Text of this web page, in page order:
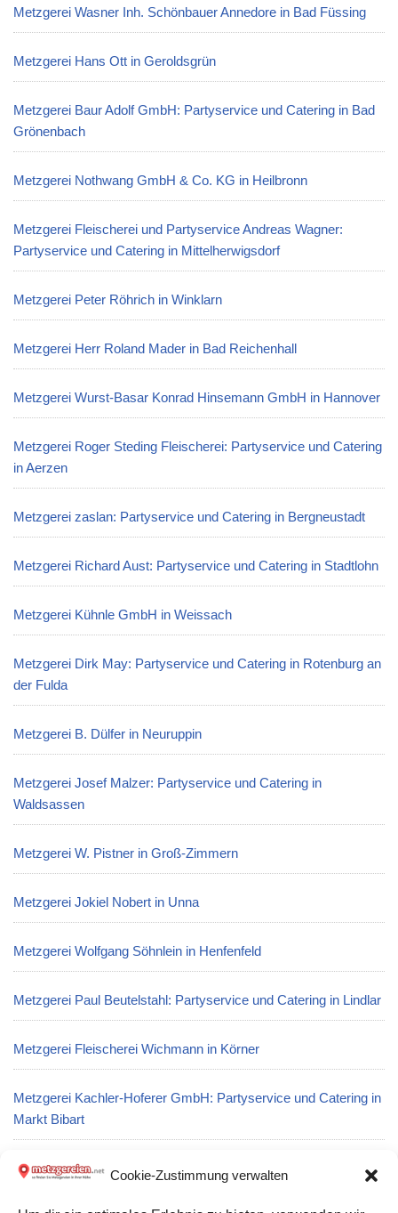
Cookie-Zustimmung verwalten
Metzgerei Wasner Inh. Schönbauer Annedore in Bad Füssing
Metzgerei Hans Ott in Geroldsgrün
Metzgerei Baur Adolf GmbH: Partyservice und Catering in Bad
Grönenbach
Metzgerei Nothwang GmbH & Co. KG in Heilbronn
Metzgerei Fleischerei und Partyservice Andreas Wagner:
Partyservice und Catering in Mittelherwigsdorf
Metzgerei Peter Röhrich in Winklarn
Metzgerei Herr Roland Mader in Bad Reichenhall
Metzgerei Wurst-Basar Konrad Hinsemann GmbH in Hannover
Metzgerei Roger Steding Fleischerei: Partyservice und Catering
in Aerzen
Metzgerei zaslan: Partyservice und Catering in Bergneustadt
Metzgerei Richard Aust: Partyservice und Catering in Stadtlohn
Metzgerei Kühnle GmbH in Weissach
Metzgerei Dirk May: Partyservice und Catering in Rotenburg an
der Fulda
Metzgerei B. Dülfer in Neuruppin
Metzgerei Josef Malzer: Partyservice und Catering in
Waldsassen
Metzgerei W. Pistner in Groß-Zimmern
Metzgerei Jokiel Nobert in Unna
Metzgerei Wolfgang Söhnlein in Henfenfeld
Metzgerei Paul Beutelstahl: Partyservice und Catering in Lindlar
Metzgerei Fleischerei Wichmann in Körner
Metzgerei Kachler-Hoferer GmbH: Partyservice und Catering in
Markt Bibart
Metzgerei Leidl GmbH in Dietfurt an der Altmühl